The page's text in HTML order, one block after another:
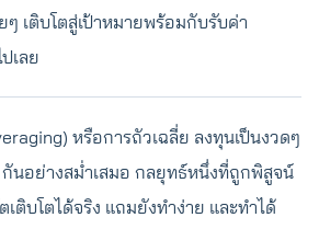
เติบโตสู่เป้าหมายพร้อมกับรับค่า
เลย
หรือการถัวเฉลี่ย ลงทุนเป็นงวดๆ
กันอย่างสม่ำเสมอ กลยุทธ์หนึ่งที่ถูกพิสูจน์
ติบโตได้จริง แถมยังทำง่าย และทำได้